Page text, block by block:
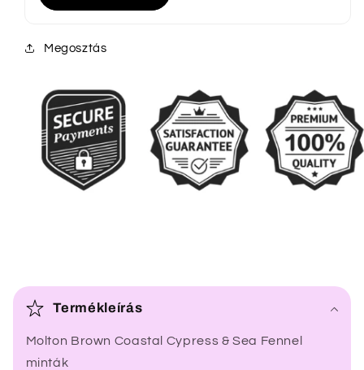
Megosztás
s
Termékleírás
Molton Brown Coastal Cypress & Sea Fennel
minták